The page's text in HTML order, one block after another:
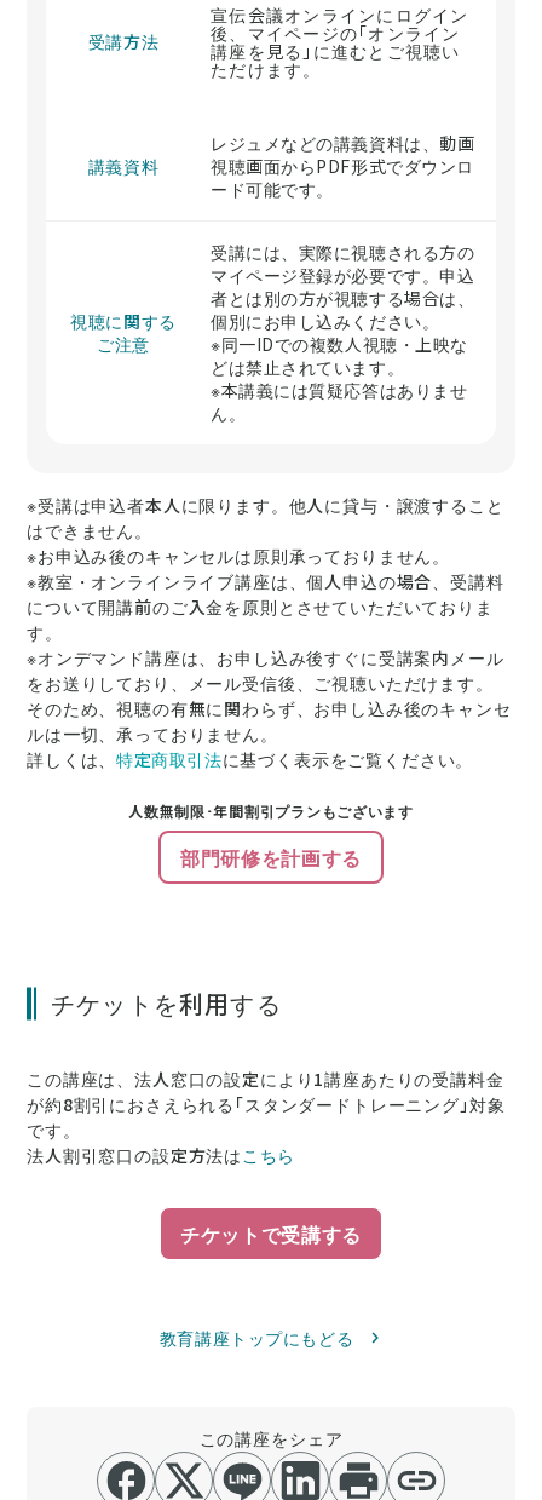
受講方法
宣伝会議オンラインにログイン
後、マイページの「オンライン
講座を見る」に進むとご視聴い
ただけます。
講義資料
レジュメなどの講義資料は、動画
視聴画面からPDF形式でダウンロ
ード可能です。
視聴に関する
ご注意
受講には、実際に視聴される方の
マイページ登録が必要です。申込
者とは別の方が視聴する場合は、
個別にお申し込みください。
※同一IDでの複数人視聴・上映な
どは禁止されています。
※本講義には質疑応答はありませ
ん。
※受講は申込者本人に限ります。他人に貸与・譲渡すること
はできません。
※お申込み後のキャンセルは原則承っておりません。
※教室・オンラインライブ講座は、個人申込の場合、受講料
について開講前のご入金を原則とさせていただいておりま
す。
※オンデマンド講座は、お申し込み後すぐに受講案内メール
をお送りしており、メール受信後、ご視聴いただけます。
そのため、視聴の有無に関わらず、お申し込み後のキャンセ
ルは一切、承っておりません。
詳しくは、特定商取引法に基づく表示をご覧ください。
人数無制限･年間割引プランもございます
部門研修を計画する
チケットを利用する
この講座は、法人窓口の設定により1講座あたりの受講料金
が約8割引におさえられる「スタンダードトレーニング」対象
です。
法人割引窓口の設定方法は こちら
チケットで受講する
教育講座トップにもどる
この講座をシェア